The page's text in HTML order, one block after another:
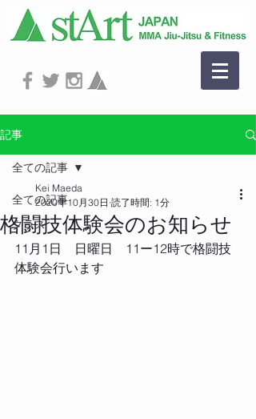
記事
全ての記事
クラス
全ての記事
格闘技体験会のお知らせ
Kei Maeda
2020年10月30日 読了時間: 1分
11月1日　日曜日　11ー12時で格闘技
体験会行います